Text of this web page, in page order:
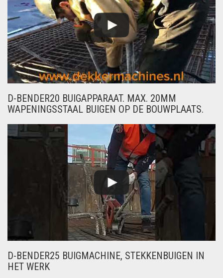
D-BENDER20 BUIGAPPARAAT. MAX. 20MM
WAPENINGSSTAAL BUIGEN OP DE BOUWPLAATS.
D-BENDER25 BUIGMACHINE, STEKKENBUIGEN IN
HET WERK